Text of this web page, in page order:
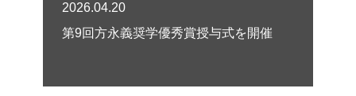
2026.04.20
第9回方永義奨学優秀賞授与式を開催